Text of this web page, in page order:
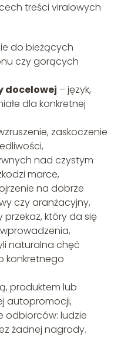
treści viralowych
do bieżących
czy gorących
docelowej – język,
dla konkretnej
zaskoczenie
nad czystym
marce,
na dobrze
czy aranżacyjny,
który da się
naturalna chęć
konkretnego
produktem lub
autopromocji,
odbiorców: ludzie
żadnej nagrody.